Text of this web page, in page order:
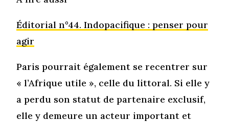
Éditorial n°44. Indopacifique : penser pour
agir
Paris pourrait également se recentrer sur
« l’Afrique utile », celle du littoral. Si elle y
a perdu son statut de partenaire exclusif,
elle y demeure un acteur important et